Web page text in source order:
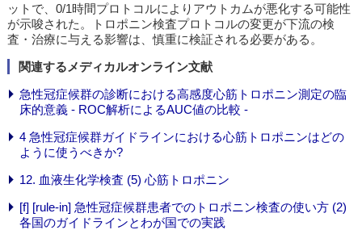
ットで、0/1時間プロトコルによりアウトカムが悪化する可能性
が示唆された。トロポニン検査プロトコルの変更が下流の検
査・治療に与える影響は、慎重に検証される必要がある。
関連するメディカルオンライン文献
急性冠症候群の診断における高感度心筋トロポニン測定の臨
床的意義 - ROC解析によるAUC値の比較 -
4 急性冠症候群ガイドラインにおける心筋トロポニンはどの
ように使うべきか?
12. 血液生化学検査 (5) 心筋トロポニン
[f] [rule-in] 急性冠症候群患者でのトロポニン検査の使い方 (2)
各国のガイドラインとわが国での実践